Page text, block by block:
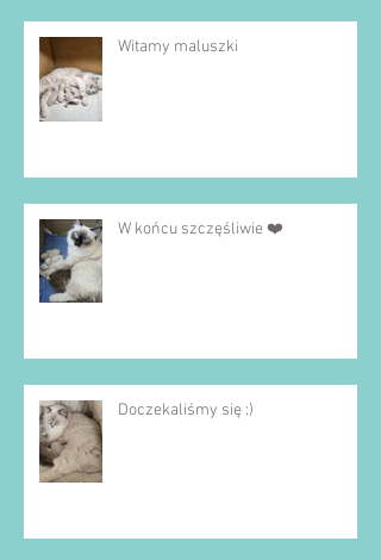
Witamy maluszki
W końcu szczęśliwie ❤️
Doczekaliśmy się :)